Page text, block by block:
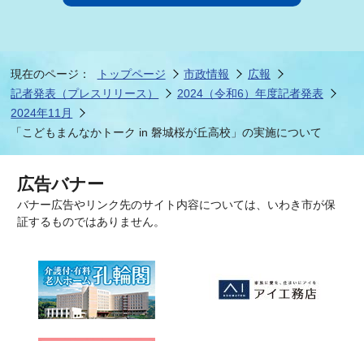
現在のページ： トップページ 市政情報
広報
記者発表（プレスリリース）
2024（令和6）年度記者発表
2024年11月
「こどもまんなかトーク in 磐城桜が丘高校」の実施について
広告バナー
バナー広告やリンク先のサイト内容については、いわき市が保
証するものではありません。